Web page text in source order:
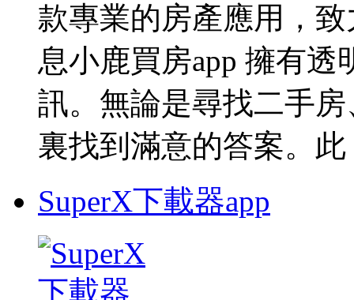
款專業的房產應用，
息小鹿買房app 擁有
訊。無論是尋找二手
裏找到滿意的答案。此
SuperX下載器app